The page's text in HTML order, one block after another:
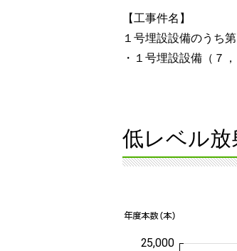
【工事件名】
１号埋設設備のうち
・１号埋設設備（７
低レベル放